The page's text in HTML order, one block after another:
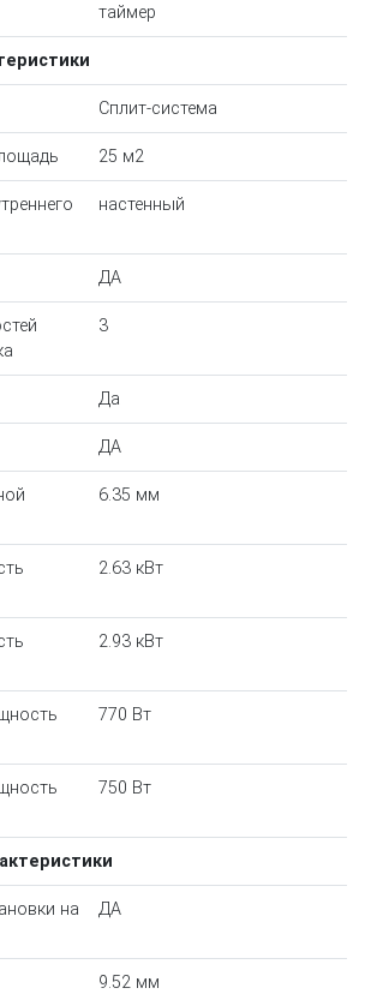
таймер
Сплит-система
25 м2
настенный
ДА
3
Да
ДА
6.35 мм
2.63 кВт
2.93 кВт
770 Вт
750 Вт
на
ДА
9.52 мм